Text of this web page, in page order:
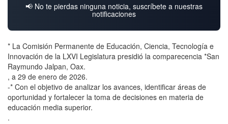
📢 No te pierdas ninguna noticia, suscríbete a nuestras
notificaciones
* La Comisión Permanente de Educación, Ciencia, Tecnología e
Innovación de la LXVI Legislatura presidió la comparecencia *San
Raymundo Jalpan, Oax.
, a 29 de enero de 2026.
-* Con el objetivo de analizar los avances, identificar áreas de
oportunidad y fortalecer la toma de decisiones en materia de
educación media superior.
.